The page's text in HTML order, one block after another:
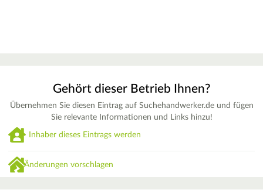
Gehört dieser Betrieb Ihnen?
Übernehmen Sie diesen Eintrag auf Suchehandwerker.de und fügen
Sie relevante Informationen und Links hinzu!
Inhaber dieses Eintrags werden
Änderungen vorschlagen